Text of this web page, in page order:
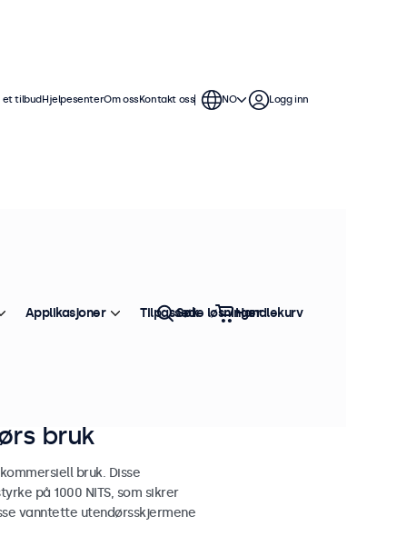
bruk
bruk. Disse
på 1000 NITS, som sikrer
vanntette utendørsskjermene
et tilbudHjelpesenterOm ossKontakt oss NO Logg inn
Applikasjoner Tilpassede løsninger
Søk Handlekurv